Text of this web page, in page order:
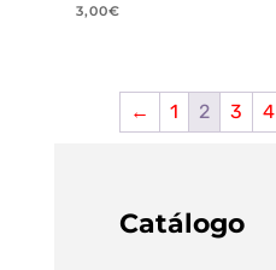
Catálogo
3,00€
← 1 2 3 4